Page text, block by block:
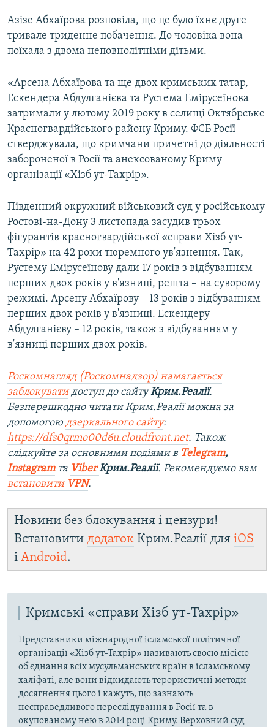
Азізе Абхаїрова розповіла, що це було їхнє друге
тривале триденне побачення. До чоловіка вона
поїхала з двома неповнолітніми дітьми.
«Арсена Абхаїрова та ще двох кримських татар,
Ескендера Абдулганієва та Рустема Емірусеїнова
затримали у лютому 2019 року в селищі Октябрське
Красногвардійського району Криму. ФСБ Росії
стверджувала, що кримчани причетні до діяльності
забороненої в Росії та анексованому Криму
організації «Хізб ут-Тахрір».
Південний окружний військовий суд у російському
Ростові-на-Дону 3 листопада засудив трьох
фігурантів красногвардійської «справи Хізб ут-
Тахрір» на 42 роки тюремного ув'язнення. Так,
Рустему Емірусеїнову дали 17 років з відбуванням
перших двох років у в'язниці, решта – на суворому
режимі. Арсену Абхаїрову – 13 років з відбуванням
перших двох років у в'язниці. Ескендеру
Абдулганієву – 12 років, також з відбуванням у
в'язниці перших двох років.
Роскомнагляд (Роскомнадзор) намагається
заблокуватидоступ до сайтуКрим.Реалії.
Безперешкодно читати Крим.Реалії можна за
допомогою дзеркального сайту:
https://dfs0qrmo00d6u.cloudfront.net. Також
слідкуйте за основними подіями в Telegram,
Instagramта ViberКрим.Реалії. Рекомендуємо вам
встановити VPN.
Новини без блокування і цензури!
Встановити додаток Крим.Реалії для iOS
і Android.
Кримські «справи Хізб ут-Тахрір»
Представники міжнародної ісламської політичної
організації «Хізб ут-Тахрір» називають своєю місією
об'єднання всіх мусульманських країн в ісламському
халіфаті, але вони відкидають терористичні методи
досягнення цього і кажуть, що зазнають
несправедливого переслідування в Росії та в
окупованому нею в 2014 році Криму. Верховний суд